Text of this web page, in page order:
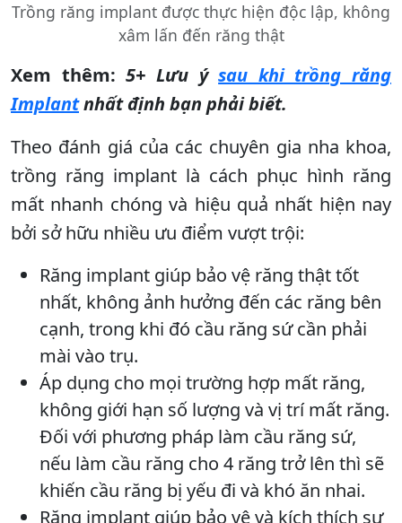
Trồng răng implant được thực hiện độc lập, không
xâm lấn đến răng thật
Xem thêm: 5+ Lưu ýsau khi trồng răng
Implantnhất định bạn phải biết.
Theo đánh giá của các chuyên gia nha khoa,
trồng răng implant là cách phục hình răng
mất nhanh chóng và hiệu quả nhất hiện nay
bởi sở hữu nhiều ưu điểm vượt trội:
Răng implant giúp bảo vệ răng thật tốt
nhất, không ảnh hưởng đến các răng bên
cạnh, trong khi đó cầu răng sứ cần phải
mài vào trụ.
Áp dụng cho mọi trường hợp mất răng,
không giới hạn số lượng và vị trí mất răng.
Đối với phương pháp làm cầu răng sứ,
nếu làm cầu răng cho 4 răng trở lên thì sẽ
khiến cầu răng bị yếu đi và khó ăn nhai.
Răng implant giúp bảo vệ và kích thích sự